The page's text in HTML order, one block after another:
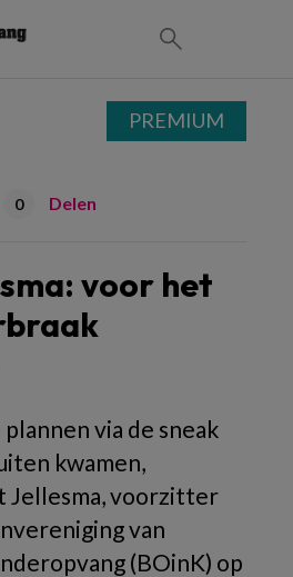
0 Delen
voor het
via de sneak
kwamen,
Jellesma, voorzitter
van
(BOinK) op
PREMIUM